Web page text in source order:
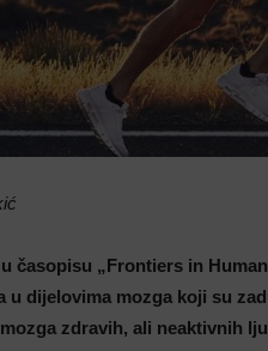
časopisu „Frontiers in
u dijelovima mozga koji su
zdravih, ali neaktivnih